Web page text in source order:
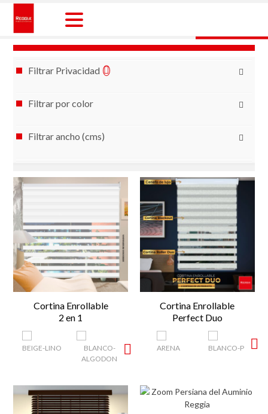
Skip
content
Reggia Colombia
Reggia Colombia
Filtrar Privacidad
Filtrar por color
Filtrar ancho (cms)
Cortina Enrollable
2 en 1
Cortina Enrollable
Perfect Duo